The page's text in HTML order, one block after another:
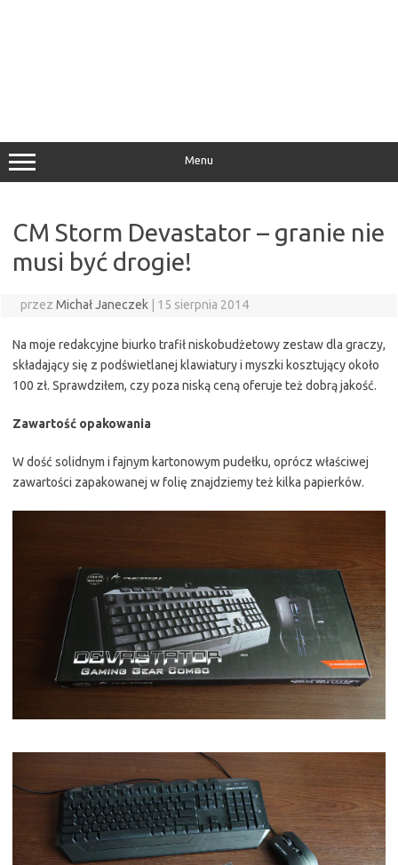
Menu
CM Storm Devastator – granie nie
musi być drogie!
przez Michał Janeczek | 15 sierpnia 2014
Na moje redakcyjne biurko trafił niskobudżetowy zestaw dla graczy,
składający się z podświetlanej klawiatury i myszki kosztujący około
100 zł. Sprawdziłem, czy poza niską ceną oferuje też dobrą jakość.
Zawartość opakowania
W dość solidnym i fajnym kartonowym pudełku, oprócz właściwej
zawartości zapakowanej w folię znajdziemy też kilka papierków.